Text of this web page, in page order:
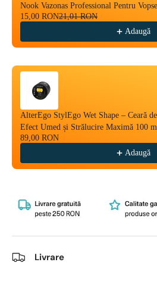
Nook Vazonas Professional Pentru
15,00 RON21,01 RON
Adaugă
AlterEgo StylEgo Wet Shape – Ceară
Efect Umed și Strălucire Maximă 100
89,00 RON
Adaugă
Livrare